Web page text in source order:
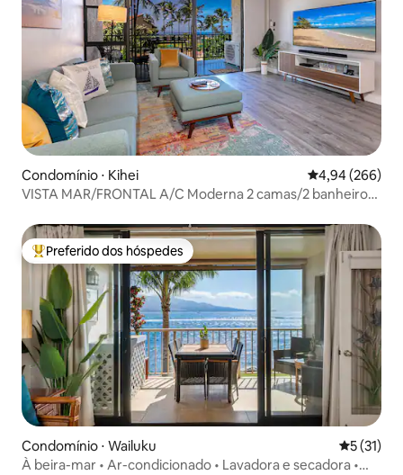
Condomínio ⋅ Kihei 4,94 de uma
4,94 (266)
VISTA MAR/FRONTAL A/C Moderna 2 camas/2 banheiros
Entre os melhores preferidos dos hóspedes
Preferido dos hóspedes
Condomínio ⋅ Wailuku 5 de uma
5 (31)
À beira-mar • Ar-condicionado • Lavadora e secadora •